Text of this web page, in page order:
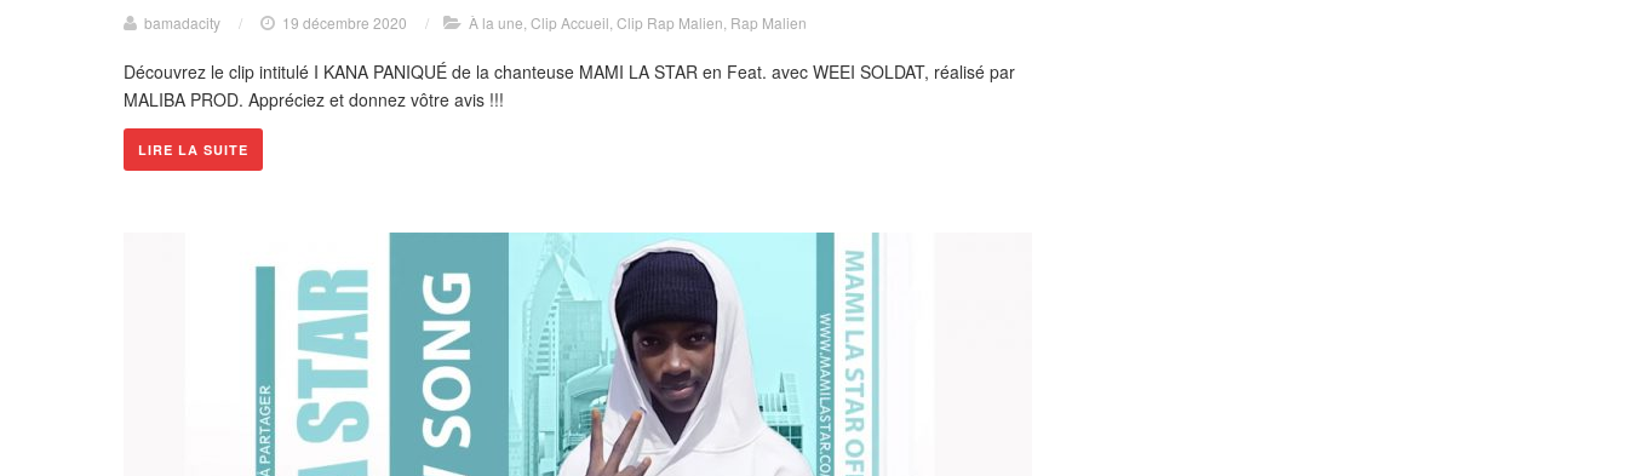
bamadacity / 19 décembre 2020 / À la une Clip Accueil Clip Rap Malien Rap Malien
Découvrez le clip intitulé I KANA PANIQUÉ de la chanteuse MAMI LA STAR en Feat. avec WEEI SOLDAT, réalisé par
MALIBA PROD. Appréciez et donnez vôtre avis !!!
LIRE LA SUITE